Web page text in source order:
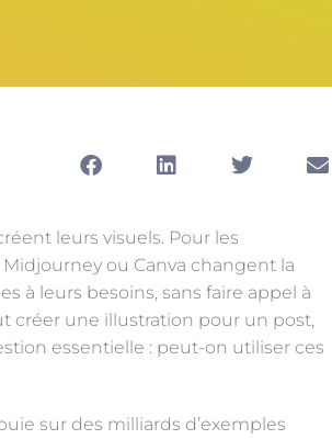
leurs visuels. Pour les
Midjourney ou Canva changent la
à leurs besoins, sans faire appel à
créer une illustration pour un post,
essentielle : peut-on utiliser ces
sur des milliards d’exemples